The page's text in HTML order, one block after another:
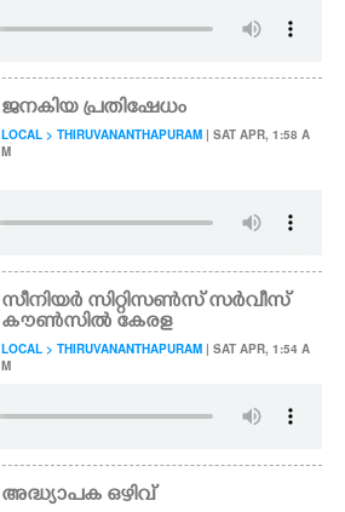
ജനകിയ പ്രതിഷേധം
LOCAL > THIRUVANANTHAPURAM | SAT APR, 1:58 A
M
സീനിയർ സിറ്റിസൺസ് സർവീസ്
കൗൺസിൽ കേരള
LOCAL > THIRUVANANTHAPURAM | SAT APR, 1:54 A
M
അദ്ധ്യാപക ഒഴിവ്